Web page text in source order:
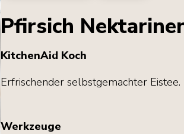
Pfirsich
KitchenAid Koch
Erfrischender selbstgemachter Eistee.
Werkzeuge